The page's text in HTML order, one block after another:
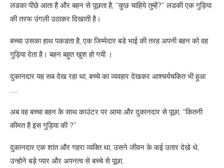
लडका पीछे आता है और बहन से पूछता है, “कुछ चाहिये तुम्हें?” लडकी एक गुड़िया
की तरफ उंगली उठाकर दिखाती है।
बच्चा उसका हाथ पकडता है, एक जिम्मेदार बडे भाई की तरह अपनी बहन को वह
गुड़िया देता है। बहन बहुत खुश हो गयी ।
दुकानदार यह सब देख रहा था, बच्चे का व्यवहार देखकर आश्चर्यचकित भी हुआ
….
अब वह बच्चा बहन के साथ काउंटर पर आया और दुकानदार से पूछा, “कितनी
कीमत है इस गुड़िया की ?”
दुकानदार एक शांत और गहरा व्यक्ति था, उसने जीवन के कई उतार देखे थे,
उन्होने बड़े प्यार और अपनत्व से बच्चे से पूछा,